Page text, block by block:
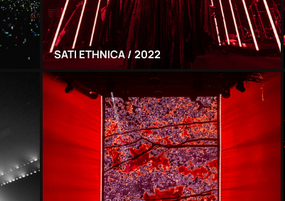
SATI ETHNICA / 2022